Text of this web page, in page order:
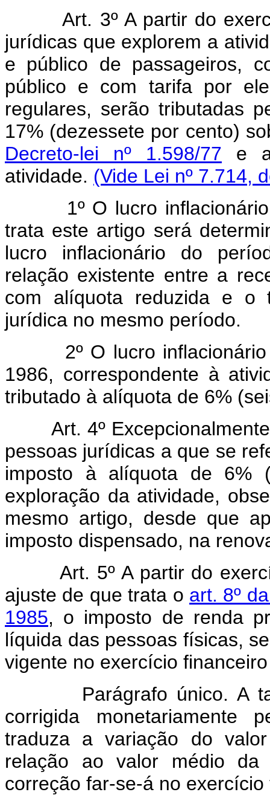
Art. 3º A partir do
jurídicas que explorem a
e público de passageiros,
público e com tarifa por
regulares, serão tributadas
17% (dezessete por cento)
Decreto-lei nº 1.598/77 e
atividade. (Vide Lei nº 7.714,
1º O lucro inflacionário
trata este artigo será
lucro inflacionário do
relação existente entre a
com alíquota reduzida e o
jurídica no mesmo período.
2º O lucro inflacionário
1986, correspondente à
tributado à alíquota de 6%
Art. 4º Excepcionalmente,
pessoas jurídicas a que se
imposto à alíquota de 6%
exploração da atividade,
mesmo artigo, desde que
imposto dispensado, na
Art. 5º A partir do
ajuste de que trata o art. 8º
1985, o imposto de renda
líquida das pessoas físicas,
vigente no exercício
Parágrafo único. A
corrigida monetariamente
traduza a variação do
relação ao valor médio
correção far-se-á no